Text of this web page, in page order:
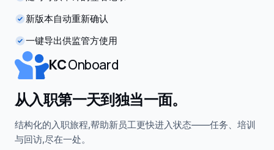
新版本自动重新确认
一键导出供监管方使用
KCOnboard
从入职第一天到独当一面。
结构化的入职旅程,帮助新员工更快进入状态——任务、培训
与回访,尽在一处。